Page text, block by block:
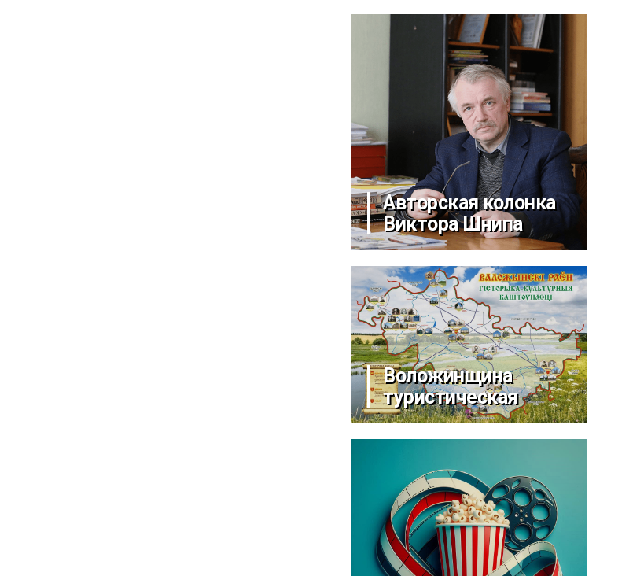
Авторская колонка
Виктора Шнипа
Воложинщина
туристическая